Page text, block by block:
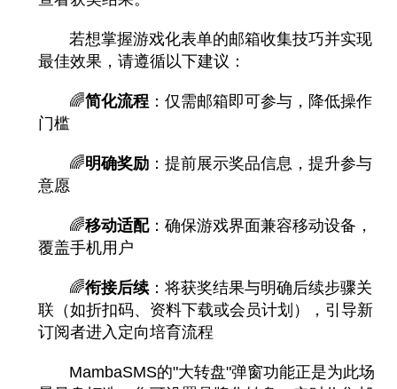
若想掌握游戏化表单的邮箱收集技巧并实现
最佳效果，请遵循以下建议：
🌈简化流程 ：仅需邮箱即可参与，降低操作
门槛
🌈明确奖励 ：提前展示奖品信息，提升参与
意愿
🌈移动适配：确保游戏界面兼容移动设备，
覆盖手机用户
🌈衔接后续：将获奖结果与明确后续步骤关
联（如折扣码、资料下载或会员计划），引导新
订阅者进入定向培育流程
MambaSMS的"大转盘"弹窗功能正是为此场